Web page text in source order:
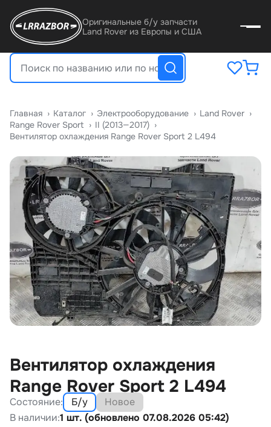
Оригинальные б/у запчасти
Land Rover из Европы и США
Главная › Катало › Электрооборудование › Land Rover ›
Range Rover Sport › II (2013—2017) ›
Вентилятор охлаждения Range Rover Sport 2 L494
Вентилятор охлаждения
Range Rover Sport 2 L494
Состояние: Б/у
Новое
В наличии:1 шт. (обновлено 07.08.2026 05:42)